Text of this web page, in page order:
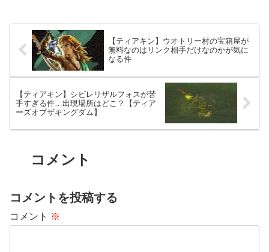
【ティアキン】ウオトリー村の宝箱屋が
無料なのはリンク相手だけなのかが気に
なる件
【ティアキン】シビレリザルフォスが苦
手すぎる件…出現場所はどこ？【ティア
ーズオブザキングダム】
コメント
コメントを投稿する
コメント ※